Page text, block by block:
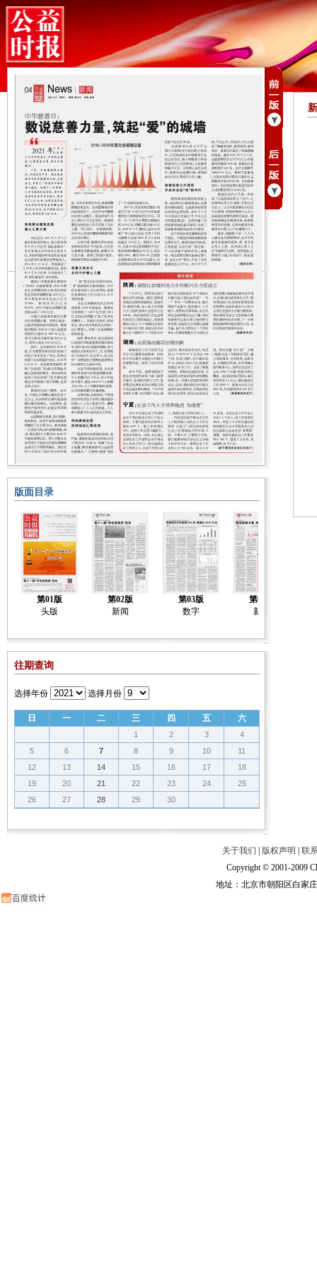
版面目录
第01版
头版
第02版
新闻
第03版
数字
第04版
新闻
往期查询
选择年份 选择月份
日 一 二 三 四 五 六
1 2 3
4
5
6 7 8 9 10
11
12
13 14 15 16 17
18
19
20 21 22 23 24
25
26
27 28 29 30
关于我们 版权声明
联
Copyright © 2001-2009
地址：北京市朝阳区白家